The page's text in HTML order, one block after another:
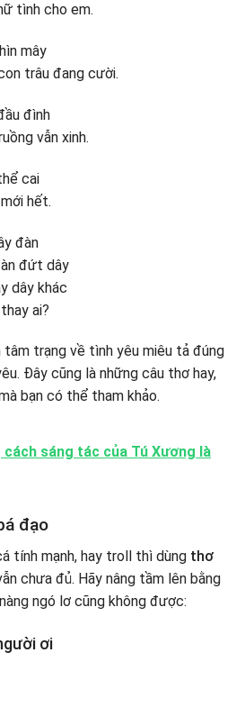
tình cho em.
mây
trâu đang cười.
đình
vẫn xinh.
cai
hết.
đàn
đứt dây
dây khác
ai?
tâm trạng về tình yêu miêu tả đúng
Đây cũng là những câu thơ hay,
bạn có thể tham khảo.
cách sáng tác của Tú Xương là
đạo
tính mạnh, hay troll thì dùng thơ
chưa đủ. Hãy nâng tầm lên bằng
ngó lơ cũng không được:
ơi